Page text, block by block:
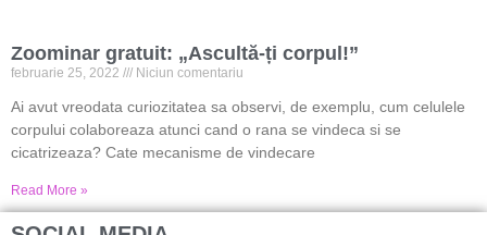
Zoominar gratuit: „Ascultă-ți corpul!”
februarie 25, 2022 Niciun comentariu
Ai avut vreodata curiozitatea sa observi, de exemplu, cum celulele
corpului colaboreaza atunci cand o rana se vindeca si se
cicatrizeaza? Cate mecanisme de vindecare
Read More »